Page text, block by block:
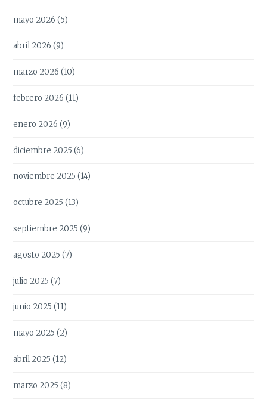
mayo 2026 (5)
abril 2026 (9)
marzo 2026 (10)
febrero 2026 (11)
enero 2026 (9)
diciembre 2025 (6)
noviembre 2025 (14)
octubre 2025 (13)
septiembre 2025 (9)
agosto 2025 (7)
julio 2025 (7)
junio 2025 (11)
mayo 2025 (2)
abril 2025 (12)
marzo 2025 (8)